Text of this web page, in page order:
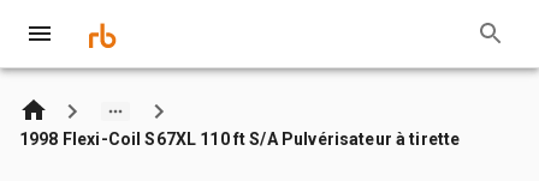
1998 Flexi-Coil S67XL 110 ft S/A Pulvérisateur à tirette